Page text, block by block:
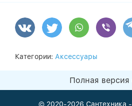
Категории: Аксессуары
Полная версия
© 2020-2026 Сантехника